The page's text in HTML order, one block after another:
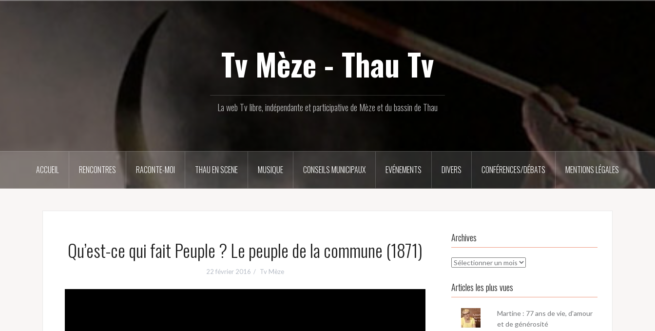
Tv Mèze - Thau Tv
La web Tv libre, indépendante et participative de Mèze et du bassin de Thau
ACCUEIL RENCONTRES RACONTE-MOI THAU EN SCENE MUSIQUE CONSEILS MUNICIPAUX EVÉNEMENTS DIVERS CONFÉRENCES/DÉBATS MENTIONS LÉGALES
Qu’est-ce qui fait Peuple ? Le peuple de la commune (1871)
22 février 2016 Tv Mèze
Archives
Archives
Articles les plus vues
Martine : 77 ans de vie, d'amour
et de générosité